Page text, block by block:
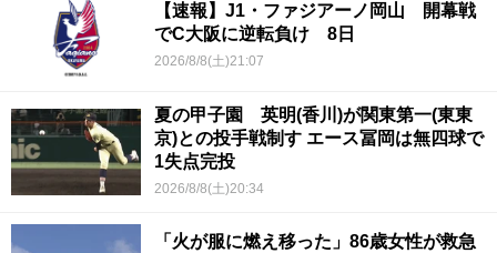
【速報】J1・ファジアーノ岡山 開幕戦
でC大阪に逆転負け 8日
2026/8/8(土)21:07
夏の甲子園 英明(香川)が関東第一(東東
京)との投手戦制す エース冨岡は無四球で
1失点完投
2026/8/8(土)20:34
「火が服に燃え移った」86歳女性が救急